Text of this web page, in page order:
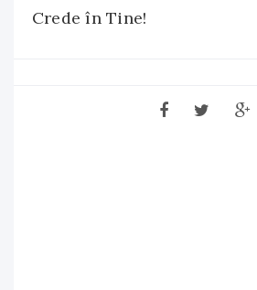
Crede în Tine!